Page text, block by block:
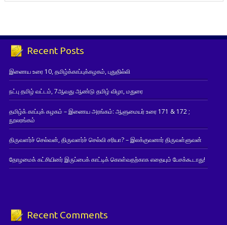
Recent Posts
இணைய உரை 10, தமிழ்க்காப்புக்கழகம், புதுதில்லி
நட்பு தமிழ் வட்டம், 7ஆவது ஆண்டு தமிழ் விழா, மதுரை
தமிழ்க் காப்புக் கழகம் – இணைய அரங்கம்: ஆளுமையர் உரை 171 & 172 ;
நூலரங்கம்
திருவளர்ச் செல்வன், திருவளர்ச் செல்வி சரியா? – இலக்குவனார் திருவள்ளுவன்
தோழமைக் கட்சியினர் இருப்பைக் காட்டிக் கொள்வதற்காக எதையும் பேசக்கூடாது!
Recent Comments